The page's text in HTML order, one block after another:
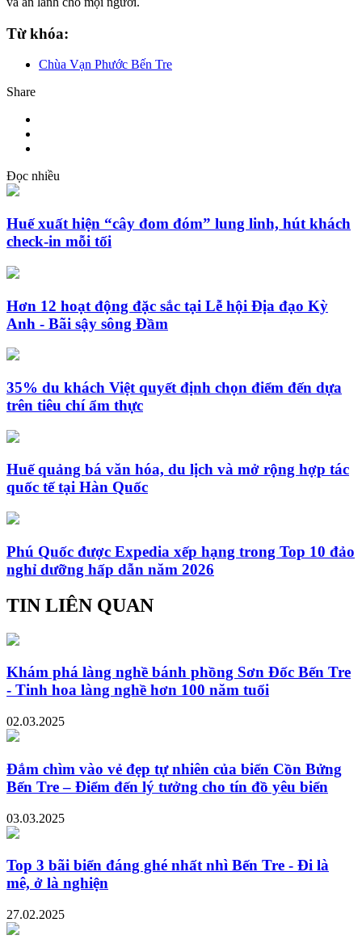
Từ khóa:
Chùa Vạn Phước Bến Tre
Share
Đọc nhiều
Huế xuất hiện “cây đom đóm” lung linh, hút khách
check-in mỗi tối
Hơn 12 hoạt động đặc sắc tại Lễ hội Địa đạo Kỳ
Anh - Bãi sậy sông Đầm
35% du khách Việt quyết định chọn điểm đến dựa
trên tiêu chí ẩm thực
Huế quảng bá văn hóa, du lịch và mở rộng hợp tác
quốc tế tại Hàn Quốc
Phú Quốc được Expedia xếp hạng trong Top 10 đảo
nghỉ dưỡng hấp dẫn năm 2026
TIN LIÊN QUAN
Khám phá làng nghề bánh phồng Sơn Đốc Bến Tre
- Tinh hoa làng nghề hơn 100 năm tuổi
02.03.2025
Đắm chìm vào vẻ đẹp tự nhiên của biển Cồn Bửng
Bến Tre – Điểm đến lý tưởng cho tín đồ yêu biển
03.03.2025
Top 3 bãi biển đáng ghé nhất nhì Bến Tre - Đi là
mê, ở là nghiện
27.02.2025